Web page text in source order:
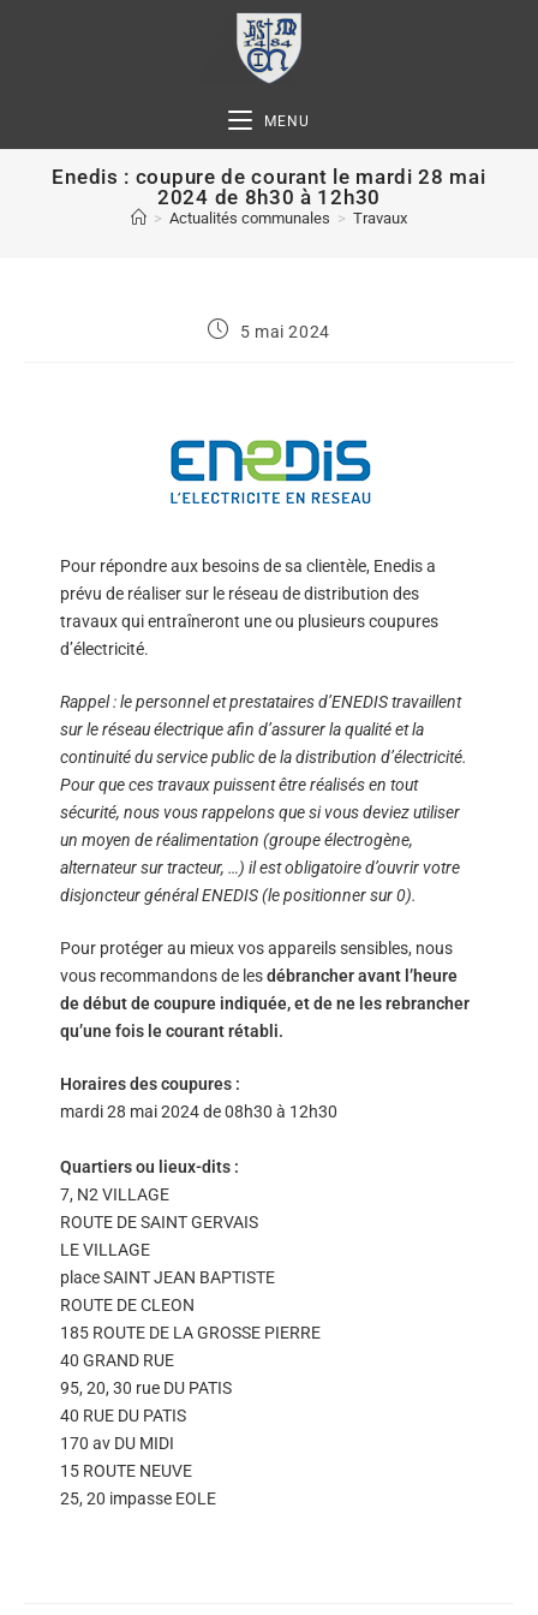
MENU
Enedis : coupure de courant le mardi 28 mai
2024 de 8h30 à 12h30
> Actualités communales > Travaux
5 mai 2024
Pour répondre aux besoins de sa clientèle, Enedis a
prévu de réaliser sur le réseau de distribution des
travaux qui entraîneront une ou plusieurs coupures
d’électricité.
Rappel : le personnel et prestataires d’ENEDIS travaillent
sur le réseau électrique afin d’assurer la qualité et la
continuité du service public de la distribution d’électricité.
Pour que ces travaux puissent être réalisés en tout
sécurité, nous vous rappelons que si vous deviez utiliser
un moyen de réalimentation (groupe électrogène,
alternateur sur tracteur, …) il est obligatoire d’ouvrir votre
disjoncteur général ENEDIS (le positionner sur 0).
Pour protéger au mieux vos appareils sensibles, nous
vous recommandons de lesdébrancher avant l’heure
de début de coupure indiquée, et de ne les rebrancher
qu’une fois le courant rétabli.
Horaires des coupures :
mardi 28 mai 2024 de 08h30 à 12h30
Quartiers ou lieux-dits :
7, N2 VILLAGE
ROUTE DE SAINT GERVAIS
LE VILLAGE
place SAINT JEAN BAPTISTE
ROUTE DE CLEON
185 ROUTE DE LA GROSSE PIERRE
40 GRAND RUE
95, 20, 30 rue DU PATIS
40 RUE DU PATIS
170 av DU MIDI
15 ROUTE NEUVE
25, 20 impasse EOLE